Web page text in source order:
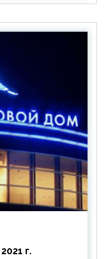
г.